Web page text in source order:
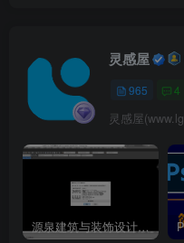
灵感屋
965 4
源泉建筑与装饰设计CAD插件工具箱（YQArch 6.7.4）